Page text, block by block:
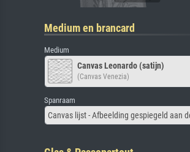
Medium en brancard
Medium
Canvas Leonardo (satijn)
(Canvas Venezia)
Spanraam